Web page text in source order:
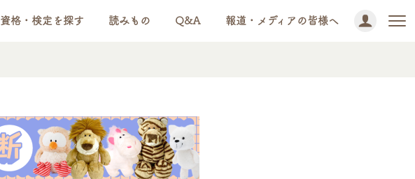
資格・検定を探す 読みもの Q&A 報道・メディアの皆様へ